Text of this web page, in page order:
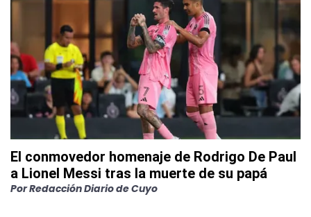
El conmovedor homenaje de Rodrigo De Paul
a Lionel Messi tras la muerte de su papá
PorRedacción Diario de Cuyo